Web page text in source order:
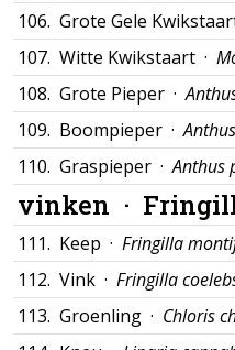
106. Grote Gele
107. Witte Kwikstaart ·
108. Grote Pieper ·
109. Boompieper ·
110. Graspieper ·Anthus
vinken ·
111. Keep · Fringilla
112. Vink · Fringilla
113. Groenling · Chloris